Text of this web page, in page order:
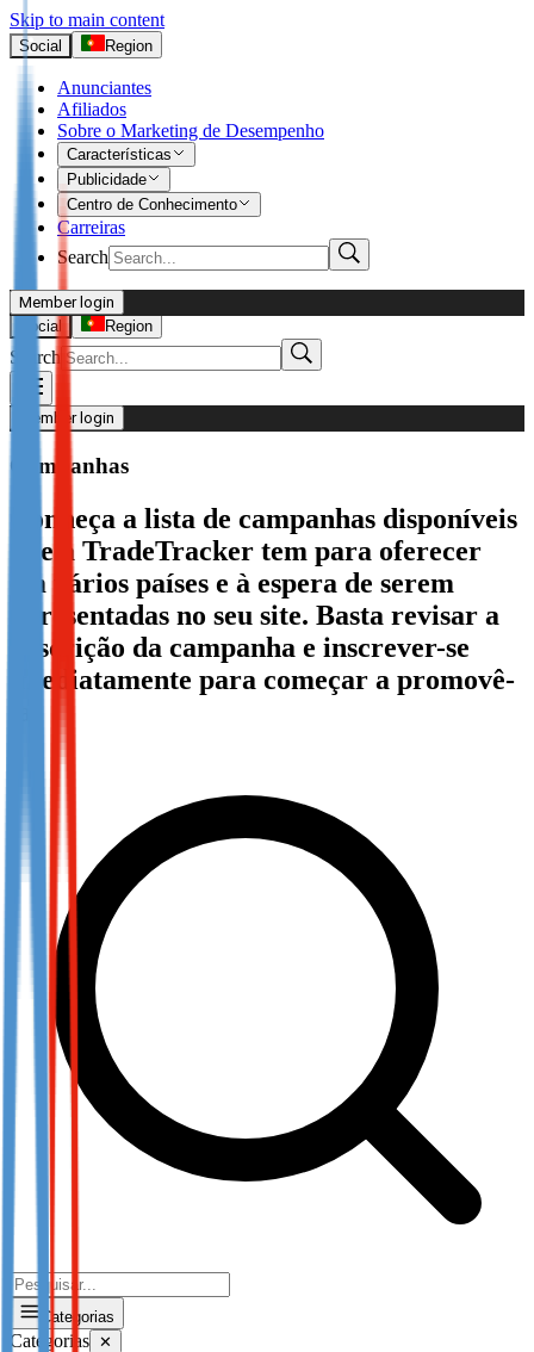
Skip to main content
Social Region
Anunciantes
Afiliados
Sobre o Marketing de Desempenho
Características
Publicidade
Centro de Conhecimento
Carreiras
Search
I’m Advertiser
Login
Not already our Advertiser?
Sign up here
I’m Publisher
Login
Not already our Publisher?
Member login
Social
Region
Search
Member login
Campanhas
Conheça a lista de campanhas disponíveis
que a TradeTracker tem para oferecer
em vários países e à espera de serem
apresentadas no seu site. Basta revisar a
descrição da campanha e inscrever-se
imediatamente para começar a promovê-
Categorias
Categorias ✕